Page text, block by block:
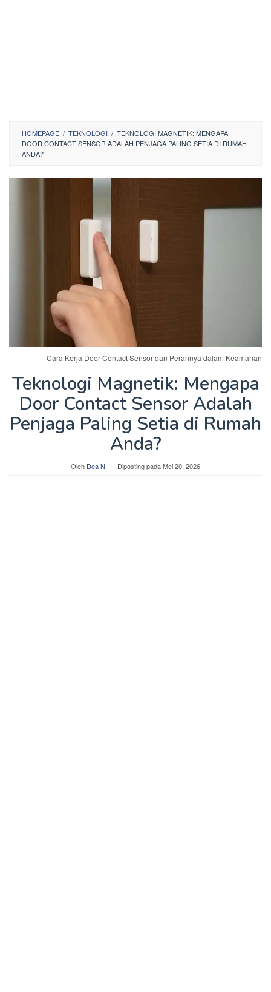
HOMEPAGE / TEKNOLOGI / TEKNOLOGI MAGNETIK: MENGAPA
DOOR CONTACT SENSOR ADALAH PENJAGA PALING SETIA DI RUMAH
ANDA?
Cara Kerja Door Contact Sensor dan Perannya dalam Keamanan
Teknologi Magnetik: Mengapa
Door Contact Sensor Adalah
Penjaga Paling Setia di Rumah
Anda?
Oleh Dea N Diposting padaMei 20, 2026